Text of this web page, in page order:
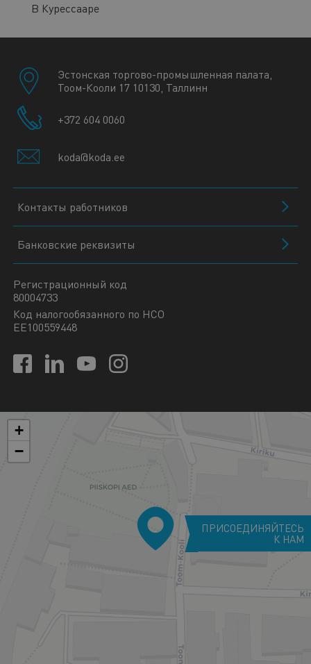
В Курессааре
Эстонская торгово-промышленная палата,
Тоом-Кооли 17 10130, Таллинн
+372 604 0060
koda@koda.ee
Контакты работников
Банковские реквизиты
Регистрационный код
80004733
Код налогообязанного по НСО
EE100559448
+
−
ПРИСОЕДИНЯЙТЕСЬ
К НАМ